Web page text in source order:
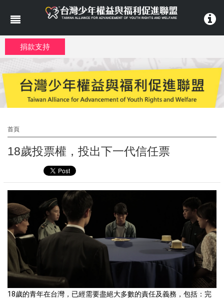
捐款支持
首頁
18歲投票權，投出下一代信任票
18歲的青年在台灣，已經需要盡絕大多數的責任及義務，包括：完